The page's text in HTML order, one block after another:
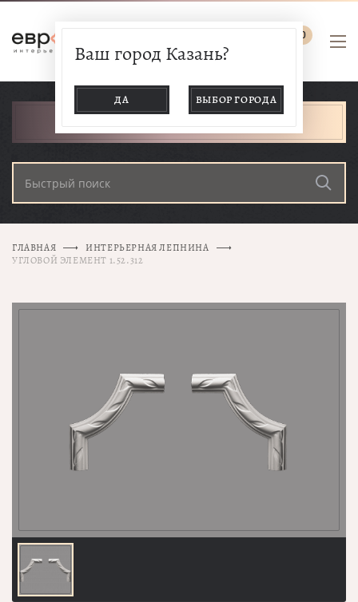
0
Ваш город Казань?
ДА ВЫБОР ГОРОДА
ГЛАВНАЯ
ИНТЕРЬЕРНАЯ ЛЕПНИНА
УГЛОВОЙ ЭЛЕМЕНТ 1.52.312